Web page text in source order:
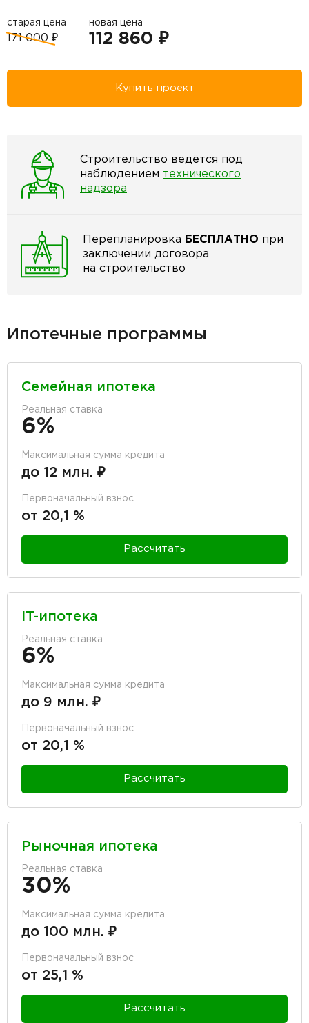
старая цена
171 000 ₽
новая цена
112 860 ₽
Купить проект
Строительство ведётся под
наблюдением технического
надзора
Перепланировка БЕСПЛАТНО при
заключении договора
на строительство
Ипотечные программы
Семейная ипотека
Реальная ставка
6%
Максимальная сумма кредита
до 12 млн. ₽
Первоначальный взнос
от 20,1 %
Рассчитать
IT-ипотека
Реальная ставка
6%
Максимальная сумма кредита
до 9 млн. ₽
Первоначальный взнос
от 20,1 %
Рассчитать
Рыночная ипотека
Реальная ставка
30%
Максимальная сумма кредита
до 100 млн. ₽
Первоначальный взнос
от 25,1 %
Рассчитать